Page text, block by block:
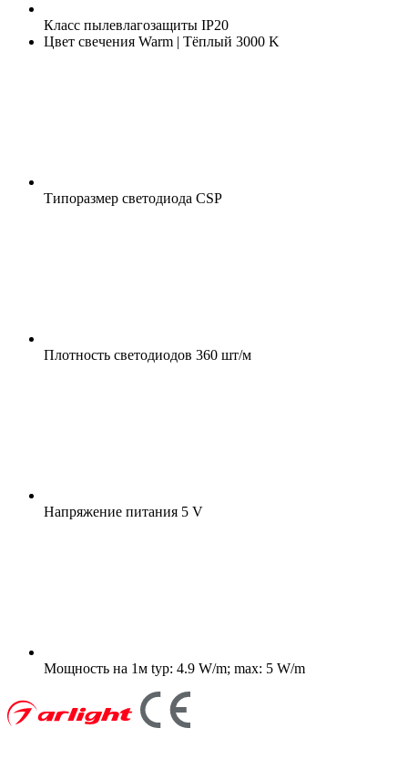
Класс пылевлагозащиты IP20
Цвет свечения Warm | Тёплый 3000 K
Типоразмер светодиода CSP
Плотность светодиодов 360 шт/м
Напряжение питания 5 V
Мощность на 1м typ: 4.9 W/m; max: 5 W/m